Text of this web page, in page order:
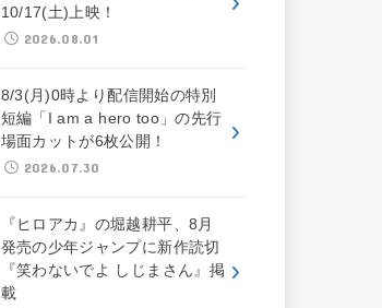
10/17(土)上映！
2026.08.01
8/3(月)0時より配信開始の特別
短編「I am a hero too」の先行
場面カットが6枚公開！
2026.07.30
『ヒロアカ』の堀越耕平、8月
発売の少年ジャンプに新作読切
『笑わないでよ しじまさん』掲
載